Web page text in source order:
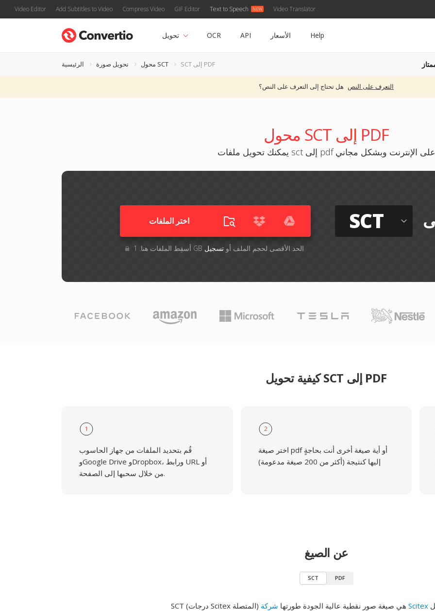
Video Editor Add Subtitles to Video Compress Video GIF Editor Text to Speech Video Translator
تحويل OCR API الأسعار Help
الرئيسية تحويل صورة محول SCT SCT إلى PDF
هل تحتاج إلى التعرف على النص؟ التعرف على النص
محول SCT إلى PDF
يمكنك تحويل ملفات sct إلى pdf على الإنترنت وبشكل مجاني
اختر الملفات
أسقِط الملفات هنا. 1 GB الحد الأقصى لحجم الملف أوتسجيل
SCT
كيفية تحويل SCT إلى PDF
1
قُم بتحديد الملفات من جهاز الحاسوب
وGoogle Drive وDropbox، ورابط URL أو
من خلال سحبها إلى الصفحة.
2
اختر صيغة pdf أو أية صيغة أخرى أنت بحاجةٍ
إليها كنتيجة (أكثر من 200 صيغة مدعومة)
عن الصيغ
SCT PDF
SCT (درجات Scitex المتصلة) هي صيغة صور نقطية عالية الجودة طورتها شركة Scitex